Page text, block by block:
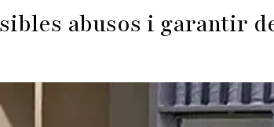
abusos i garantir